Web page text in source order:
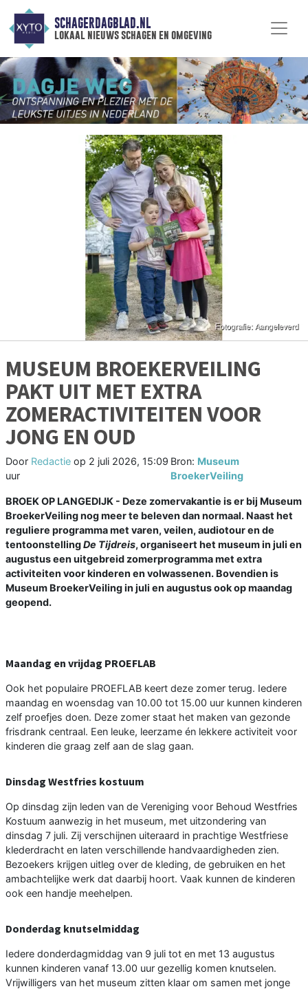
SCHAGERDAGBLAD.NL
lokaal nieuws schagen en omgeving
MUSEUM BROEKERVEILING
PAKT UIT MET EXTRA
ZOMERACTIVITEITEN VOOR
JONG EN OUD
Door Redactie op 2 juli 2026, 15:09
uur
Bron: Museum
BroekerVeiling
BROEK OP LANGEDIJK - Deze zomervakantie is er bij Museum
BroekerVeiling nog meer te beleven dan normaal. Naast het
reguliere programma met varen, veilen, audiotour en de
tentoonstellingDe Tijdreis, organiseert het museum in juli en
augustus een uitgebreid zomerprogramma met extra
activiteiten voor kinderen en volwassenen. Bovendien is
Museum BroekerVeiling in juli en augustus ook op maandag
geopend.
Maandag en vrijdag PROEFLAB
Ook het populaire PROEFLAB keert deze zomer terug. Iedere
maandag en woensdag van 10.00 tot 15.00 uur kunnen kinderen
zelf proefjes doen. Deze zomer staat het maken van gezonde
frisdrank centraal. Een leuke, leerzame én lekkere activiteit voor
kinderen die graag zelf aan de slag gaan.
Dinsdag Westfries kostuum
Op dinsdag zijn leden van de Vereniging voor Behoud Westfries
Kostuum aanwezig in het museum, met uitzondering van
dinsdag 7 juli. Zij verschijnen uiteraard in prachtige Westfriese
klederdracht en laten verschillende handvaardigheden zien.
Bezoekers krijgen uitleg over de kleding, de gebruiken en het
ambachtelijke werk dat daarbij hoort. Vaak kunnen de kinderen
ook een handje meehelpen.
Donderdag knutselmiddag
Iedere donderdagmiddag van 9 juli tot en met 13 augustus
kunnen kinderen vanaf 13.00 uur gezellig komen knutselen.
Vrijwilligers van het museum zitten klaar om samen met jonge